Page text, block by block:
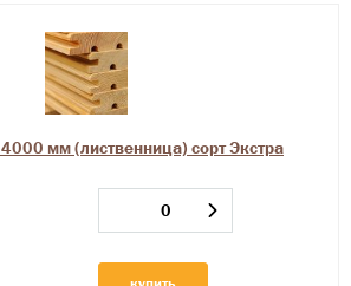
мм (лиственница) сорт Экстра